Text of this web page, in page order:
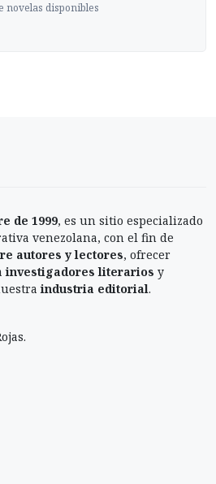
novelas disponibles
de 1999, es un sitio especializado
venezolana, con el fin de
autores y lectores, ofrecer
investigadores literarios y
industria editorial.